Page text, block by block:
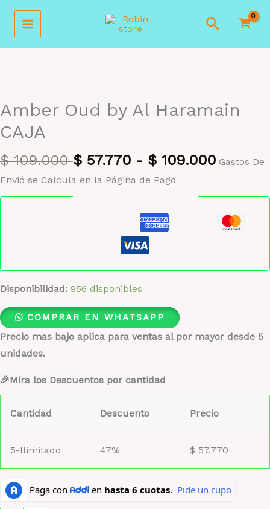
contenido
Buscar
Amber Oud by Al Haramain
CAJA
$109.000 $ 57.770 - $ 109.000 Gastos De
Envió se Calcula en la Página de Pago
Disponibilidad: 956 disponibles
COMPRAR EN WHATSAPP
Precio mas bajo aplica para ventas al por mayor desde 5
unidades.
🎉Mira los Descuentos por cantidad
Cantidad Descuento Precio
5-Ilimitado 47% $ 57.770